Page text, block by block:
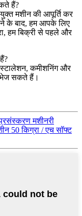
हैं?
मशीन की आपूर्ति कर
के बाद, हम आपके लिए
हम बिक्री से पहले और
कमीशनिंग और
भेज सकते हैं।
मशीनरी
50 किग्रा / एच सॉफ्ट